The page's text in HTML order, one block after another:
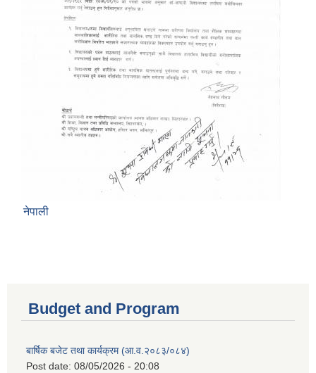
नेपाली
Budget and Program
बार्षिक बजेट तथा कार्यक्रम (आ.व.२०८३/०८४)
Post date: 08/05/2026 - 20:08